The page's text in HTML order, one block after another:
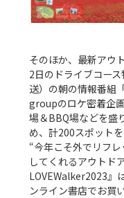
そのほか、最新アウ
2日のドライブコー
送）の朝の情報番組
groupのロケ密着企
場＆BBQ場などを盛
め、計200スポット
“今年こそ外でリフ
してくれるアウトド
LOVEWalker2023』
ンライン書店でお買